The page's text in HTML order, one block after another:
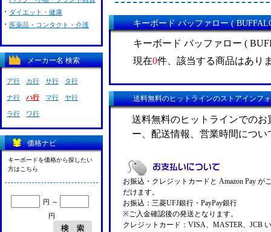
キーボード バッファロー (
キーボード バッファロー (
現在0件、該当する商品はあり
送料無料のヒットラインのストアインフ
送料無料のヒットラインでの
ー、配送情報、営業時間につ
お振込・クレジットカードと Amazon Pay が
だけます。
お振込：三菱UFJ銀行・PayPay銀行
※ご入金確認後の発送となります。
クレジットカード：VISA、MASTER、JCB
ダイエット・健康
医薬品・コンタクト・介護
メーカー名 検索
ア行 カ行 サ行 タ行
ナ行 ハ行 マ行 ヤ行
ラ行 ワ行
価格ナビ
キーボードを価格から探したい
方はこちら
円 ～
円